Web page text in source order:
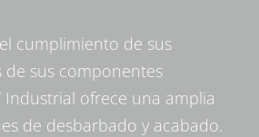
cumplimiento de sus
de sus componentes
Industrial ofrece una amplia
de desbarbado y acabado.